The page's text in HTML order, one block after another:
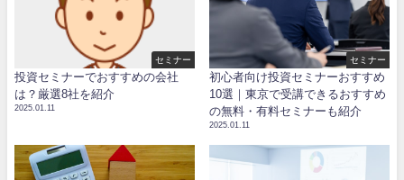
セミナー
投資セミナーでおすすめの会社
は？厳選8社を紹介
2025.01.11
セミナー
初心者向け投資セミナーおすすめ
10選｜東京で受講できるおすすめ
の無料・有料セミナーも紹介
2025.01.11